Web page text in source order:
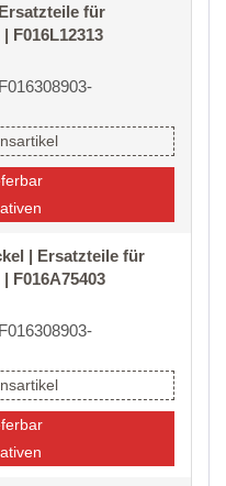
für
F016L12313
| Ersatzteile für
F016A75403